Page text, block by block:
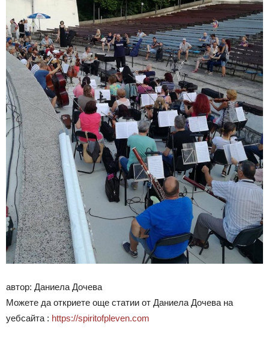
автор: Даниела Дочева
Можете да откриете още статии от Даниела Дочева на
уебсайта : https://spiritofpleven.com